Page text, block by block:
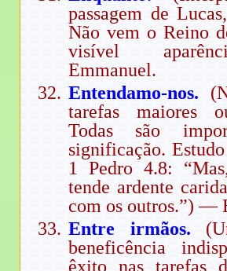
passagem de
Não vem o Reino
visível
Emmanuel.
Entendamo-nos.
tarefas maiores
Todas são
significação.
1 Pedro 4.8:
tende ardente
com os outros.”) —
Entre irmãos.
beneficência
êxito nas tarefas